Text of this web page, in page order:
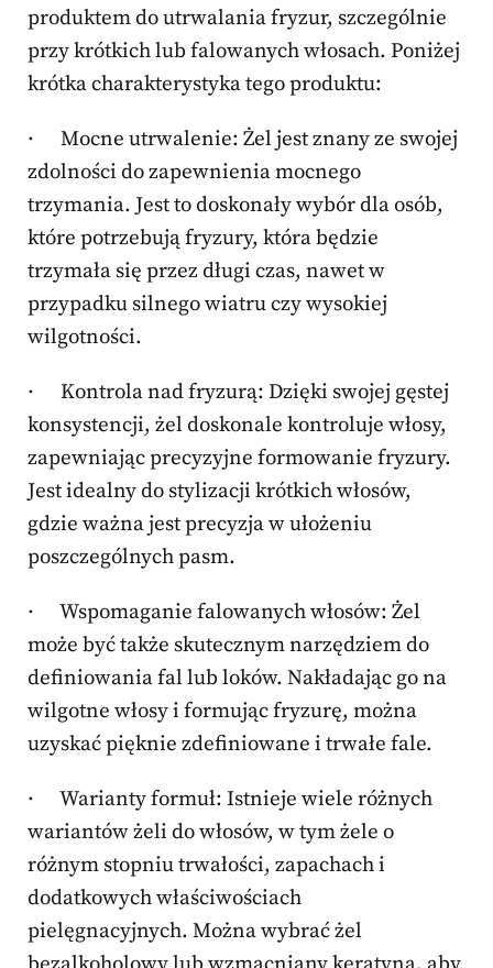
produktem do utrwalania fryzur, szczególnie
przy krótkich lub falowanych włosach. Poniżej
krótka charakterystyka tego produktu:
· Mocne utrwalenie: Żel jest znany ze swojej
zdolności do zapewnienia mocnego
trzymania. Jest to doskonały wybór dla osób,
które potrzebują fryzury, która będzie
trzymała się przez długi czas, nawet w
przypadku silnego wiatru czy wysokiej
wilgotności.
· Kontrola nad fryzurą: Dzięki swojej gęstej
konsystencji, żel doskonale kontroluje włosy,
zapewniając precyzyjne formowanie fryzury.
Jest idealny do stylizacji krótkich włosów,
gdzie ważna jest precyzja w ułożeniu
poszczególnych pasm.
· Wspomaganie falowanych włosów: Żel
może być także skutecznym narzędziem do
definiowania fal lub loków. Nakładając go na
wilgotne włosy i formując fryzurę, można
uzyskać pięknie zdefiniowane i trwałe fale.
· Warianty formuł: Istnieje wiele różnych
wariantów żeli do włosów, w tym żele o
różnym stopniu trwałości, zapachach i
dodatkowych właściwościach
pielęgnacyjnych. Można wybrać żel